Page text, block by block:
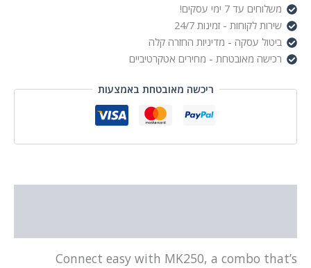
Graphite
משלוחים עד 7 ימי עסקים!
שירות לקוחות - זמינות 24/7
ביטול עסקה - מדיניות החזרה קלה
רכישה מאובטחת - מחירים אטקרטיביים
ריכשה מאובטחת באמצעות
Connect easy with MK250, a combo that’s